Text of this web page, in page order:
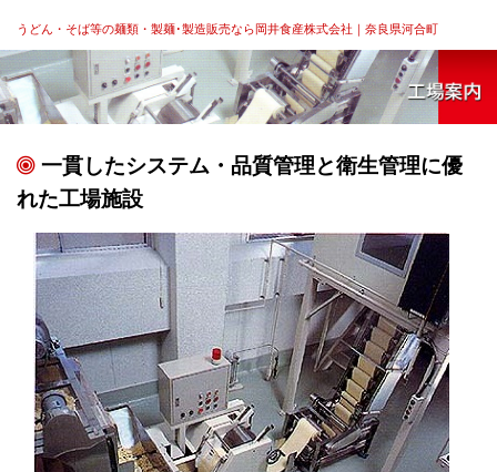
うどん・そば等の麺類・製麺･製造販売なら岡井食産株式会社｜奈良県河合町
一貫したシステム・品質管理と衛生管理に優
れた工場施設